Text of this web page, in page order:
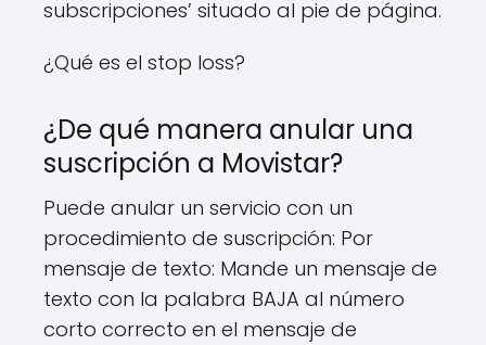
subscripciones’ situado al pie de página.
¿Qué es el stop loss?
¿De qué manera anular una
suscripción a Movistar?
Puede anular un servicio con un
procedimiento de suscripción: Por
mensaje de texto: Mande un mensaje de
texto con la palabra BAJA al número
corto correcto en el mensaje de